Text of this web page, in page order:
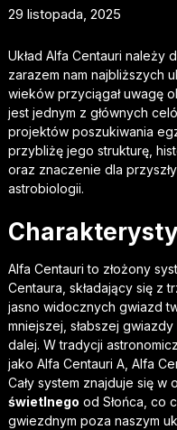
29 listopada, 2025
Układ Alfa Centauri należy
zarazem nam najbliższych
wieków przyciągał uwagę
jest jednym z głównych
projektów poszukiwania
przybliżę jego strukturę,
oraz znaczenie dla
astrobiologii.
Alfa Centauri to złożony
Centaura, składający się z
jasno widocznych gwiazd
mniejszej, słabszej
dalej. W tradycji
jako Alfa Centauri A, Alfa
Cały system znajduje się w
świetlnego od Słońca, co
gwiezdnym poza naszym